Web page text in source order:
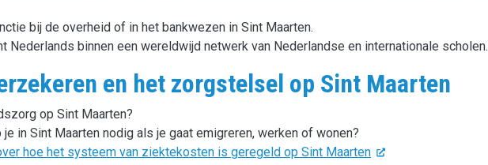
bij de overheid of in het bankwezen in Sint Maarten.
Nederlands binnen een wereldwijd netwerk van Nederlandse en internationale scholen.
en het zorgstelsel op Sint Maarten
op Sint Maarten?
in Sint Maarten nodig als je gaat emigreren, werken of wonen?
hoe het systeem van ziektekosten is geregeld op Sint Maarten